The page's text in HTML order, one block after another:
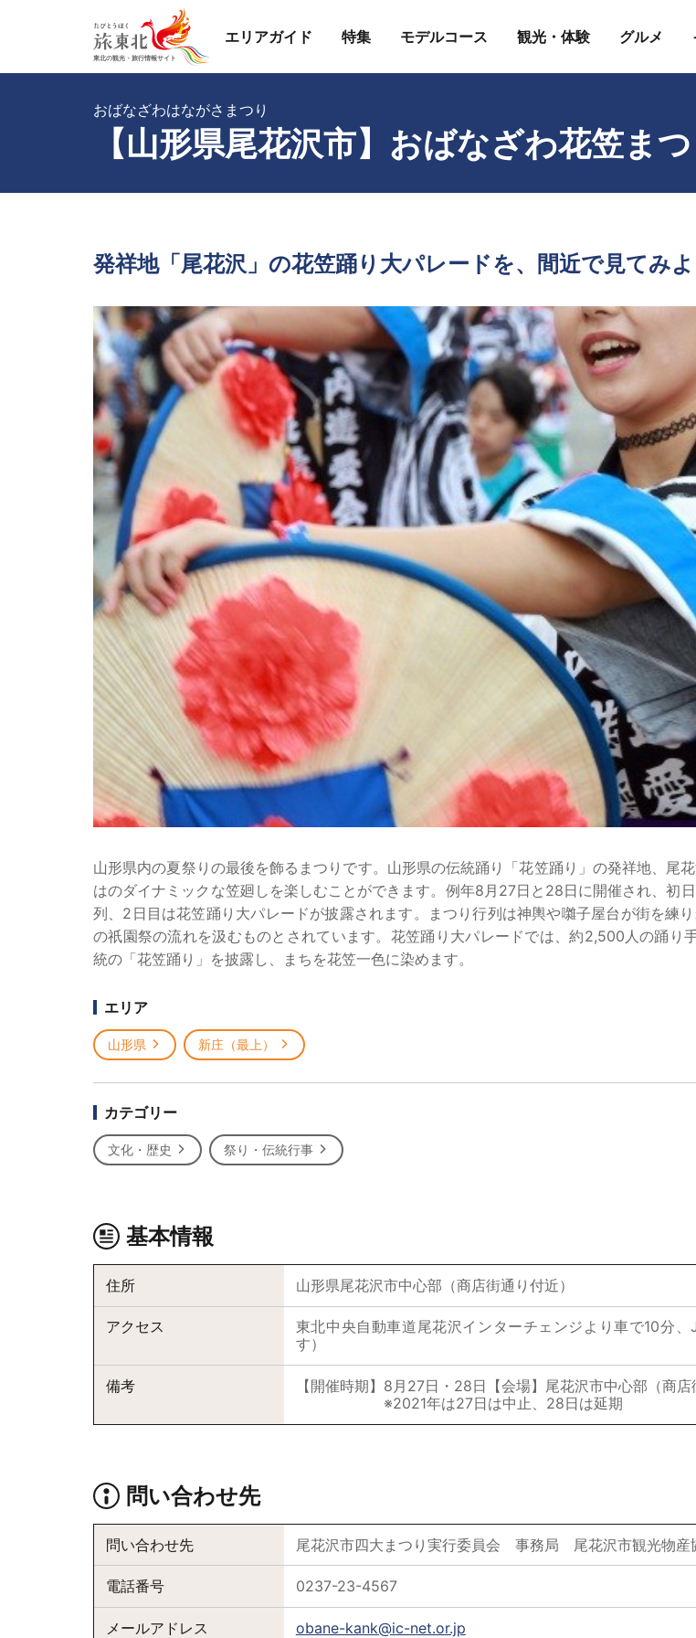
エリアガイド 特集 モデルコース 観光・体験 グルメ
【山形県尾花沢市】おばなざわ花笠まつ
おばなざわはながさまつり
発祥地「尾花沢」の花笠踊り大パレードを、間近で見てみよ
山形県内の夏祭りの最後を飾るまつりです。山形県の伝統踊り「花笠踊り」の発祥地、尾
はのダイナミックな笠廻しを楽しむことができます。例年8月27日と28日に開催され、初
列、2日目は花笠踊り大パレードが披露されます。まつり行列は神輿や囃子屋台が街を練
の祇園祭の流れを汲むものとされています。花笠踊り大パレードでは、約2,500人の踊り
統の「花笠踊り」を披露し、まちを花笠一色に染めます。
エリア
山形県 新庄（最上）
カテゴリー
文化・歴史 祭り・伝統行事
基本情報
住所 山形県尾花沢市中心部（商店街通り付近）
アクセス
東北中央自動車道尾花沢インターチェンジより車で10分
す）
備考
【開催時期】8月27日・28日【会場】尾花沢市中心部（商店
※2021年は27日は中止、28日は延期
問い合わせ先
問い合わせ先 尾花沢市四大まつり実行委員会 事務局 尾花沢市観光物産
電話番号 0237-23-4567
メールアドレス obane-kank@ic-net.or.jp